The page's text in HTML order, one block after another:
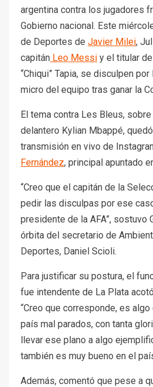
argentina contra los jugadores
Gobierno nacional. Este
de Deportes de Javier Milei,
capitán Leo Messi y el titular
“Chiqui” Tapia, se disculpen
micro del equipo tras ganar la
El tema contra Les Bleus,
delantero Kylian Mbappé,
transmisión en vivo de
Fernández, principal apuntado
“Creo que el capitán de la
pedir las disculpas por ese
presidente de la AFA”, sostuvo
órbita del secretario de
Deportes, Daniel Scioli.
Para justificar su postura, el
fue intendente de La Plata
“Creo que corresponde, es
país mal parados, con tanta
llevar ese plano a algo
también es muy bueno en el
Además, comentó que pese a